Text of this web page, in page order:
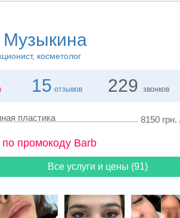
Музыкина
косметолог
15 отзывов 229 звонков
пластика 8150
по промокоду Barb
Все услуги и цены (91)